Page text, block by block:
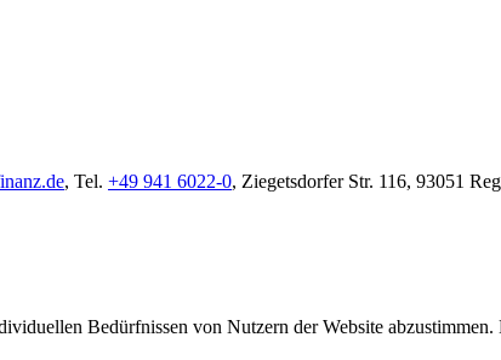
, Tel. +49 941 6022-0, Ziegetsdorfer Str. 116, 93051
Bedürfnissen von Nutzern der Website